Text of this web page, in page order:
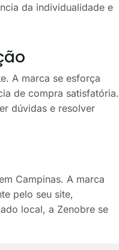
da individualidade e
A marca se esforça
de compra satisfatória.
dúvidas e resolver
Campinas. A marca
pelo seu site,
local, a Zenobre se